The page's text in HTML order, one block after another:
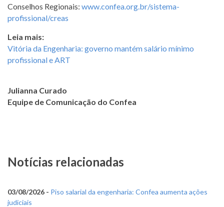
Conselhos Regionais: www.confea.org.br/sistema-
profissional/creas
Leia mais:
Vitória da Engenharia: governo mantém salário mínimo
profissional e ART
Julianna Curado
Equipe de Comunicação do Confea
Notícias relacionadas
03/08/2026 - Piso salarial da engenharia: Confea aumenta ações
judiciais